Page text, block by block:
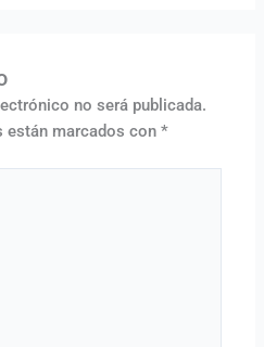
no será publicada.
están marcados con*